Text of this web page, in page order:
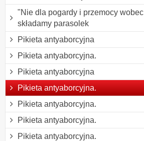
"Nie dla pogardy i przemocy
składamy parasolek
Pikieta antyaborcyjna
Pikieta antyaborcyjna.
Pikieta antyaborcyjna
Pikieta antyaborcyjna.
Pikieta antyaborcyjna.
Pikieta antyaborcyjna.
Pikieta antyaborcyjna.